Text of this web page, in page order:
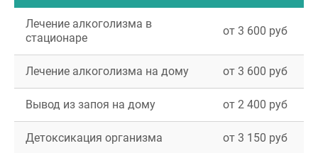
Лечение алкоголизма в
стационаре
от 3 600 руб
Лечение алкоголизма на дому от 3 600 руб
Вывод из запоя на дому от 2 400 руб
Детоксикация организма от 3 150 руб